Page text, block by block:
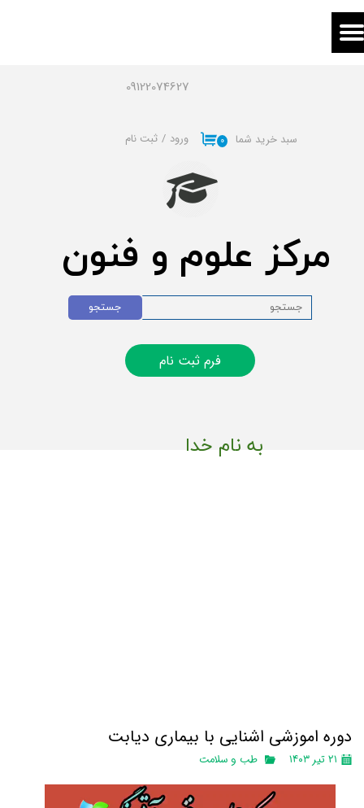
09122074627
مرکز علوم و فنون
۰ سبد خرید شما ورود / ثبت نام
حساب کاربری من
خروج از حساب کاربری
فرم ثبت نام
جستجو
به نام خدا
دوره اموزشی اشنایی با بیماری دیابت
۲۱ تیر ۱۴۰۳ طب و سلامت